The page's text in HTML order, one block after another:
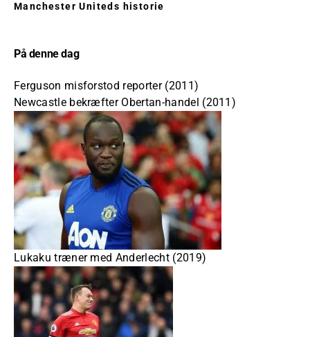
Manchester Uniteds historie
På denne dag
Ferguson misforstod reporter (2011)
Newcastle bekræfter Obertan-handel (2011)
Lukaku træner med Anderlecht (2019)